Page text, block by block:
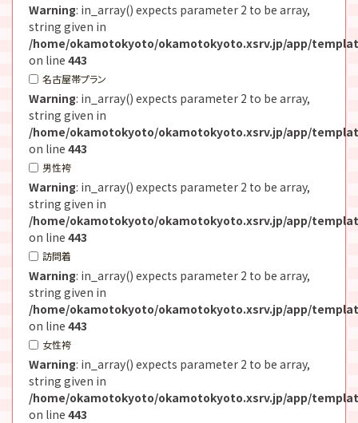
Warning: in_array() expects parameter 2 to be array,
string given in
/home/okamotokyoto/okamotokyoto.xsrv.jp/app/
on line 443
名古屋帯プラン
Warning: in_array() expects parameter 2 to be array,
string given in
/home/okamotokyoto/okamotokyoto.xsrv.jp/app/
on line 443
男性袴
Warning: in_array() expects parameter 2 to be array,
string given in
/home/okamotokyoto/okamotokyoto.xsrv.jp/app/
on line 443
訪問着
Warning: in_array() expects parameter 2 to be array,
string given in
/home/okamotokyoto/okamotokyoto.xsrv.jp/app/
on line 443
女性袴
Warning: in_array() expects parameter 2 to be array,
string given in
/home/okamotokyoto/okamotokyoto.xsrv.jp/app/
on line 443